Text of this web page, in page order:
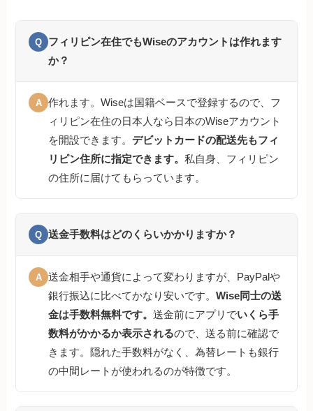
Q
フィリピン在住でもWiseのアカウントは作れます
か？
A
作れます。Wiseは国籍ベースで登録するので、フ
ィリピン在住の日本人なら日本のWiseアカウント
を開設できます。デビットカードの配送先もフィ
リピン住所に指定できます。私自身、フィリピン
の住所に届けてもらっています。
Q 送金手数料はどのくらいかかりますか？
A
送金相手や通貨によって変わりますが、PayPalや
銀行振込に比べてかなり安いです。Wise同士の送
金は手数料無料です。送金前にアプリでいくら手
数料がかかるか表示されるので、送る前に確認で
きます。隠れた手数料がなく、為替レートも銀行
の中間レートが使われるのが特徴です。